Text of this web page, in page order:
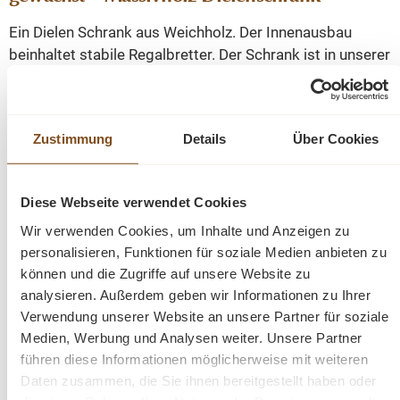
Zustimmung Details Über Cookies
Diese Webseite verwendet Cookies
Wir verwenden Cookies, um Inhalte und Anzeigen zu
personalisieren, Funktionen für soziale Medien anbieten zu
können und die Zugriffe auf unsere Website zu
analysieren. Außerdem geben wir Informationen zu Ihrer
Verwendung unserer Website an unsere Partner für soziale
Medien, Werbung und Analysen weiter. Unsere Partner
führen diese Informationen möglicherweise mit weiteren
Daten zusammen, die Sie ihnen bereitgestellt haben oder
Ein Dielen Schrank aus Weichholz. Der Innenausbau
beinhaltet stabile Regalbretter. Der Schrank ist in unserer
Fachwerkstatt restauriert worden und befindet sich in
einem guten wohnfertigen Zustand. Bitte beachten Sie,
Schrank wurde von traditionellen Handwerkern
handgefertigt. Die vorhandenen Gebrauchspuren haben
Schrank der Sie ein Leben lang begleiten wird!
Abmessungen: H/B/T- 175/64/45 cm
Beschreibung
Schrank aus massivem Weichholz
ein schönes Unikat